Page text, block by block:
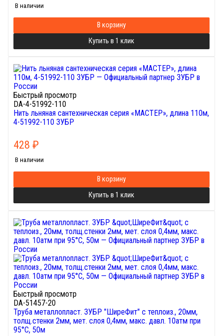
В наличии
В корзину
Купить в 1 клик
Быстрый просмотр
DA-4-51992-110
Нить льняная сантехническая серия «МАСТЕР», длина 110м,
4-51992-110 ЗУБР
428 ₽
В наличии
В корзину
Купить в 1 клик
Быстрый просмотр
DA-51457-20
Труба металлопласт. ЗУБР "ШиреФит" с теплоиз., 20мм,
толщ.стенки 2мм, мет. слоя 0,4мм, макс. давл. 10атм при
95°С, 50м